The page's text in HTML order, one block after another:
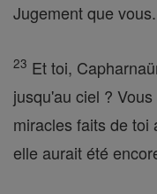
Jugement que vous.
23 Et toi,
jusqu'au ciel ?
miracles faits de toi
elle aurait été